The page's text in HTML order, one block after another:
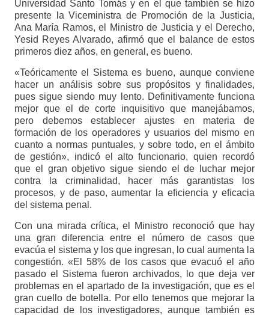
Universidad Santo Tomás y en el que también se hizo
presente la Viceministra de Promoción de la Justicia,
Ana María Ramos, el Ministro de Justicia y el Derecho,
Yesid Reyes Alvarado, afirmó que el balance de estos
primeros diez años, en general, es bueno.
«Teóricamente el Sistema es bueno, aunque conviene
hacer un análisis sobre sus propósitos y finalidades,
pues sigue siendo muy lento. Definitivamente funciona
mejor que el de corte inquisitivo que manejábamos,
pero debemos establecer ajustes en materia de
formación de los operadores y usuarios del mismo en
cuanto a normas puntuales, y sobre todo, en el ámbito
de gestión», indicó el alto funcionario, quien recordó
que el gran objetivo sigue siendo el de luchar mejor
contra la criminalidad, hacer más garantistas los
procesos, y de paso, aumentar la eficiencia y eficacia
del sistema penal.
Con una mirada crítica, el Ministro reconoció que hay
una gran diferencia entre el número de casos que
evacúa el sistema y los que ingresan, lo cual aumenta la
congestión. «El 58% de los casos que evacuó el año
pasado el Sistema fueron archivados, lo que deja ver
problemas en el apartado de la investigación, que es el
gran cuello de botella. Por ello tenemos que mejorar la
capacidad de los investigadores, aunque también es